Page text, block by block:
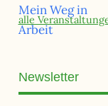
alle
Newsletter